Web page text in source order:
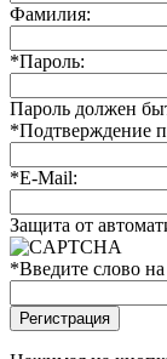
Фамилия:
*Пароль:
Пароль должен
*Подтверждение
*E-Mail:
Защита от
*Введите слово